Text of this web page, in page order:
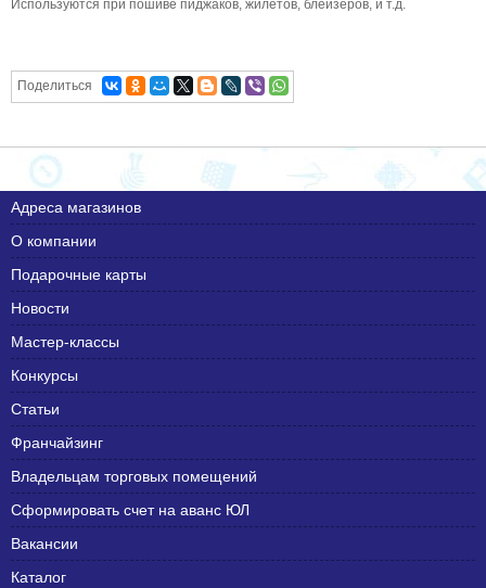
Используются при пошиве пиджаков, жилетов, блейзеров, и т.д.
Поделиться
Адреса магазинов
О компании
Подарочные карты
Новости
Мастер-классы
Конкурсы
Статьи
Франчайзинг
Владельцам торговых помещений
Сформировать счет на аванс ЮЛ
Вакансии
Каталог